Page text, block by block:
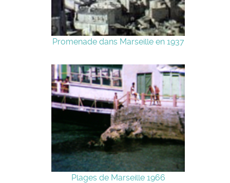
Promenade dans Marseille en 1937
Plages de Marseille 1966